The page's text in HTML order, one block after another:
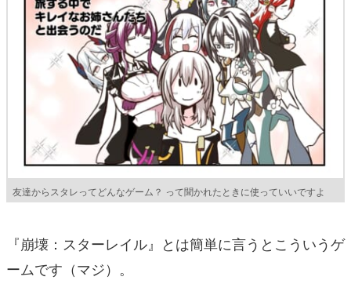
友達からスタレってどんなゲーム？ って聞かれたときに使っていいですよ
『崩壊：スターレイル』とは簡単に言うとこういうゲ
ームです（マジ）。